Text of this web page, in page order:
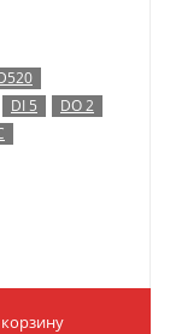
DI 5
DO 2